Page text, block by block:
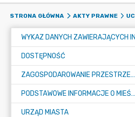
STRONA GŁÓWNA AKTY PRAWNE
DOSTĘPNOŚĆ
ZAGOSPODAROWANIE PRZESTRZENNE
PODSTAWOWE INFORMACJE O MIEŚCIE
URZĄD MIASTA